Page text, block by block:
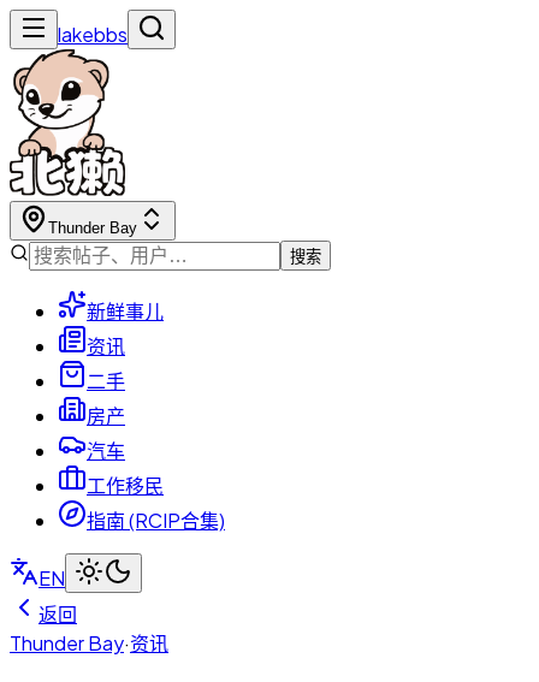
lakebbs
Thunder Bay
搜索
新鲜事儿
资讯
二手
房产
汽车
工作移民
指南 (RCIP合集)
EN
返回
Thunder Bay·资讯